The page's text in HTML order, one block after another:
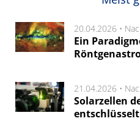
20.04.2026 •
Ein
21.04.2026 •
Solarzellen
entschlüsselt